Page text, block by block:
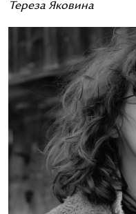
Тереза Яковина